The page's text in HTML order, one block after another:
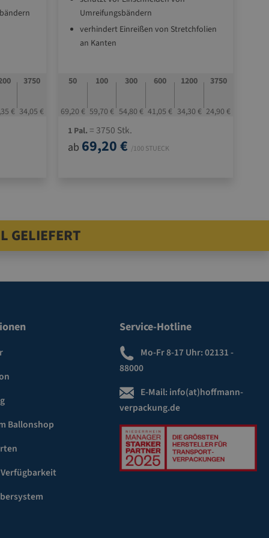
€
3750
34,05 €
Umreifungsbändern
verhindert Einreißen von Stretchfolien
an Kanten
als Kartonaussteifung für bessere
stabilisiert Packgüter auf der Palette
50
69,20 €
100
59,70 €
300
54,80 €
600
41,05 €
1200
34,30 €
3750
24,90 €
1 Pal. = 3750 Stk.
ab 69,20 € /100 STUECK
GELIEFERT
Ballonshop
Service-Hotline
Mo-Fr 8-17 Uhr:02131 -
88000
E-Mail: info(at)hoffmann-
verpackung.de